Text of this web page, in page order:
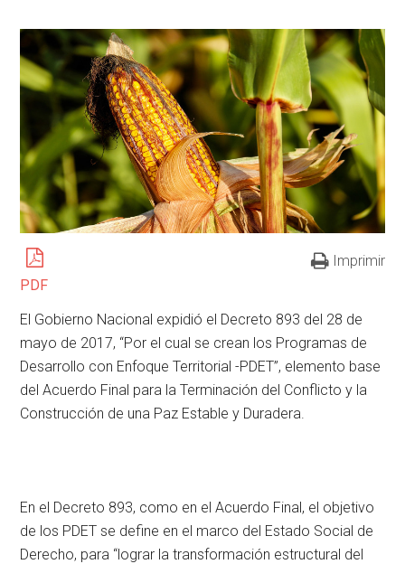
PDF
Imprimir
El Gobierno Nacional expidió el Decreto 893 del 28 de
mayo de 2017, “Por el cual se crean los Programas de
Desarrollo con Enfoque Territorial -PDET”, elemento base
del Acuerdo Final para la Terminación del Conflicto y la
Construcción de una Paz Estable y Duradera.
En el Decreto 893, como en el Acuerdo Final, el objetivo
de los PDET se define en el marco del Estado Social de
Derecho, para “lograr la transformación estructural del